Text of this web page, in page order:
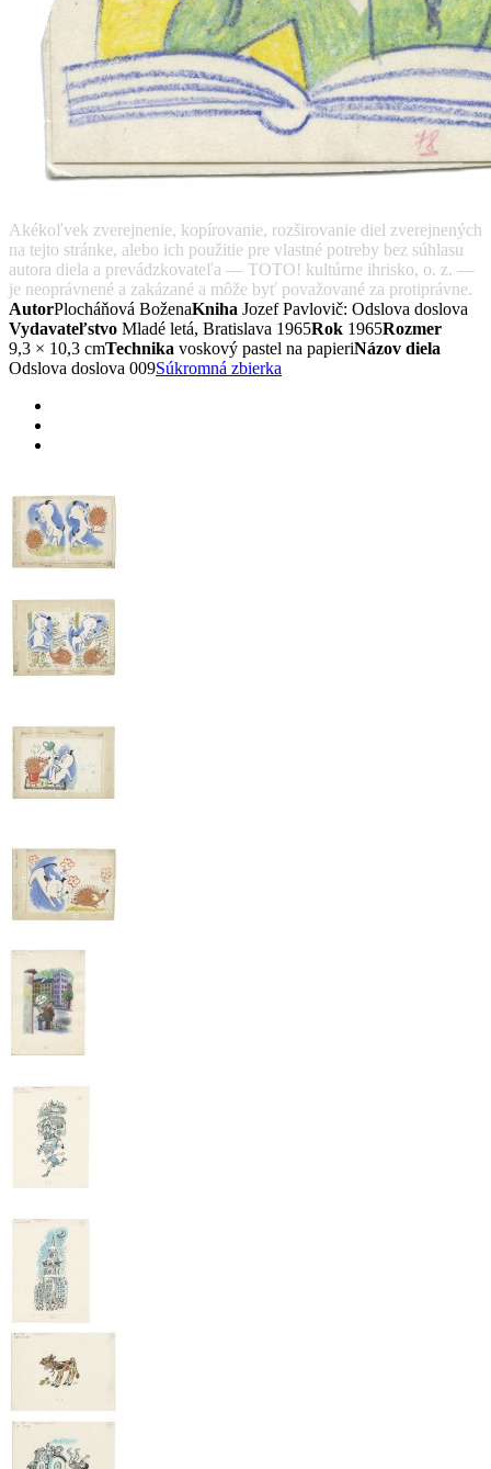
Akékoľvek zverejnenie, kopírovanie, rozširovanie diel zverejnených
na tejto stránke, alebo ich použitie pre vlastné potreby bez súhlasu
autora diela a prevádzkovateľa — TOTO! kultúrne ihrisko, o. z. —
je neoprávnené a zakázané a môže byť považované za protiprávne.
AutorPlocháňová BoženaKniha Jozef Pavlovič: Odslova doslova
Vydavateľstvo Mladé letá, Bratislava 1965Rok 1965Rozmer
9,3 × 10,3 cmTechnika voskový pastel na papieriNázov diela
Odslova doslova 009Súkromná zbierka